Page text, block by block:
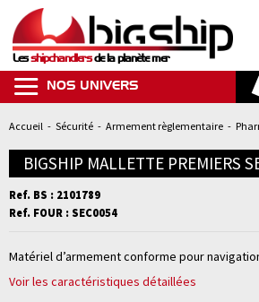
Lesshipchandlersde la planète mer
NOS UNIVERS
Accueil - Sécurité - Armement règlementaire -
BIGSHIP MALLETTE PREMIERS
Ref. BS : 2101789
Ref. FOUR : SEC0054
Matériel d’armement conforme pour
Voir les caractéristiques détaillées